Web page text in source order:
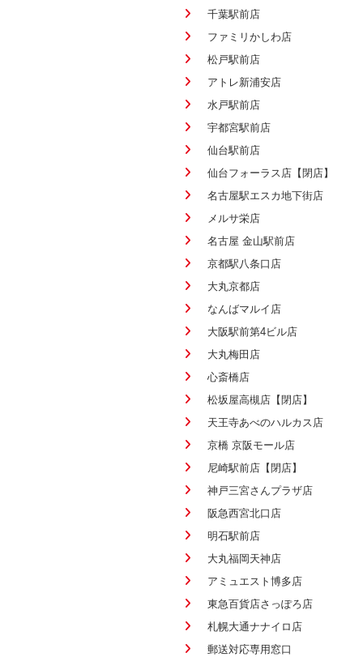
千葉駅前店
ファミリかしわ店
松戸駅前店
アトレ新浦安店
水戸駅前店
宇都宮駅前店
仙台駅前店
仙台フォーラス店【閉店】
名古屋駅エスカ地下街店
メルサ栄店
名古屋 金山駅前店
京都駅八条口店
大丸京都店
なんばマルイ店
大阪駅前第4ビル店
大丸梅田店
心斎橋店
松坂屋高槻店【閉店】
天王寺あべのハルカス店
京橋 京阪モール店
尼崎駅前店【閉店】
神戸三宮さんプラザ店
阪急西宮北口店
明石駅前店
大丸福岡天神店
アミュエスト博多店
東急百貨店さっぽろ店
札幌大通ナナイロ店
郵送対応専用窓口